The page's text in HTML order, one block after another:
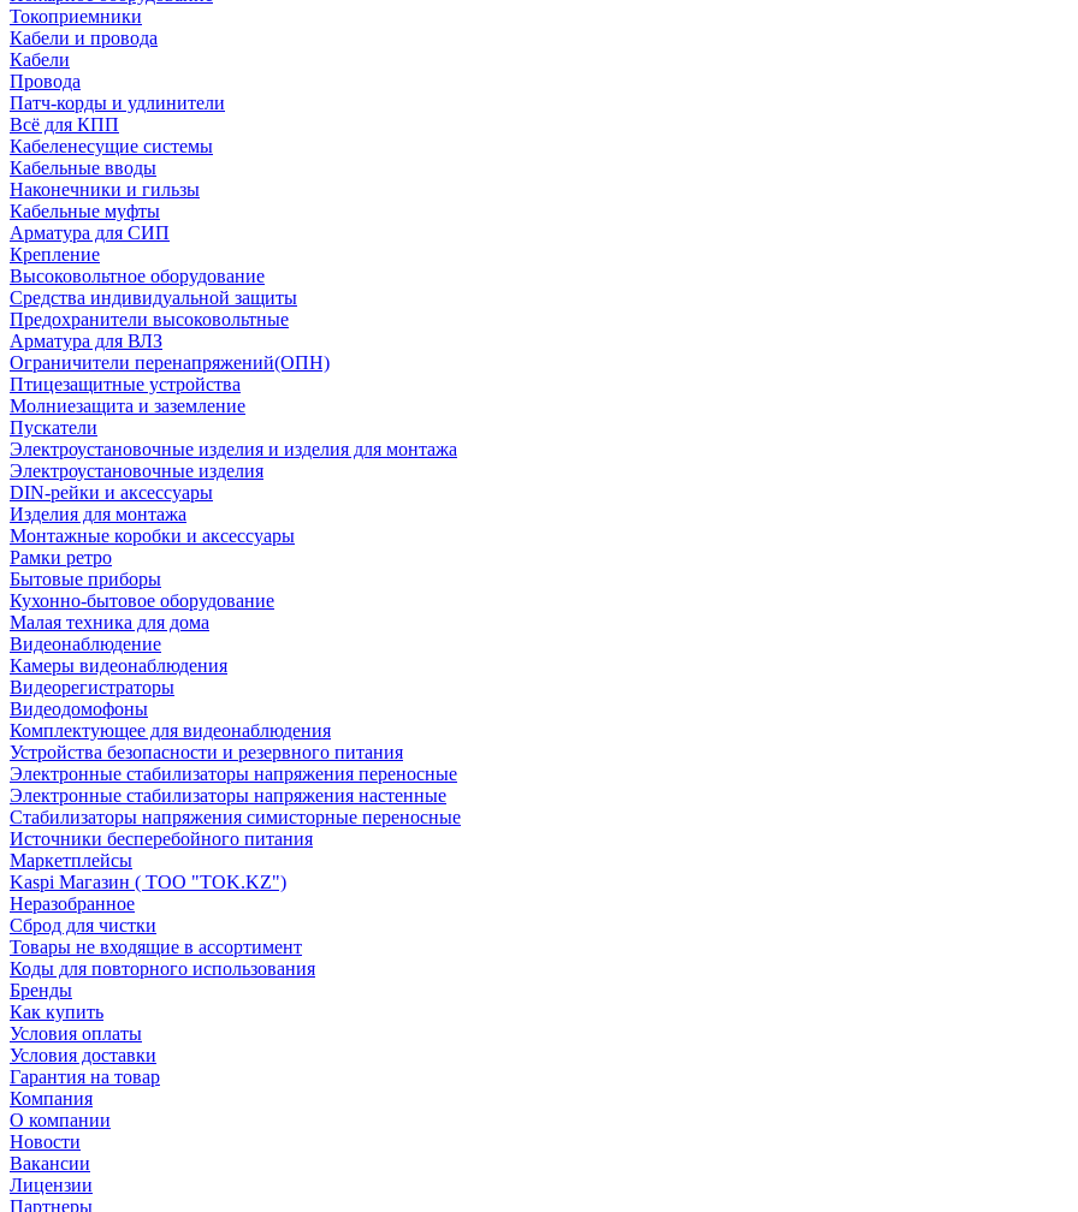
Токоприемники
Кабели и провода
Кабели
Провода
Патч-корды и удлинители
Всё для КПП
Кабеленесущие системы
Кабельные вводы
Наконечники и гильзы
Кабельные муфты
Арматура для СИП
Крепление
Высоковольтное оборудование
Средства индивидуальной защиты
Предохранители высоковольтные
Арматура для ВЛЗ
Ограничители перенапряжений(ОПН)
Птицезащитные устройства
Молниезащита и заземление
Пускатели
Электроустановочные изделия и изделия для монтажа
Электроустановочные изделия
DIN-рейки и аксессуары
Изделия для монтажа
Монтажные коробки и аксессуары
Рамки ретро
Бытовые приборы
Кухонно-бытовое оборудование
Малая техника для дома
Видеонаблюдение
Камеры видеонаблюдения
Видеорегистраторы
Видеодомофоны
Комплектующее для видеонаблюдения
Устройства безопасности и резервного питания
Электронные стабилизаторы напряжения переносные
Электронные стабилизаторы напряжения настенные
Стабилизаторы напряжения симисторные переносные
Источники бесперебойного питания
Маркетплейсы
Kaspi Магазин ( ТОО "TOK.KZ")
Неразобранное
Сброд для чистки
Товары не входящие в ассортимент
Коды для повторного использования
Бренды
Как купить
Условия оплаты
Условия доставки
Гарантия на товар
Компания
О компании
Новости
Вакансии
Лицензии
Партнеры